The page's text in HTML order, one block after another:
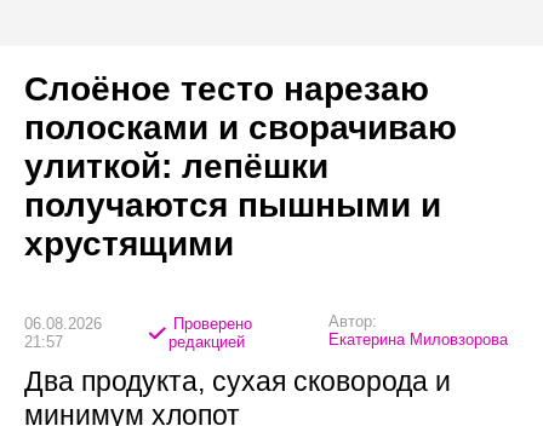
Слоёное тесто нарезаю
полосками и сворачиваю
улиткой: лепёшки
получаются пышными и
хрустящими
06.08.2026
21:57
Проверено
редакцией
Автор:
Екатерина Миловзорова
Два продукта, сухая сковорода и
минимум хлопот